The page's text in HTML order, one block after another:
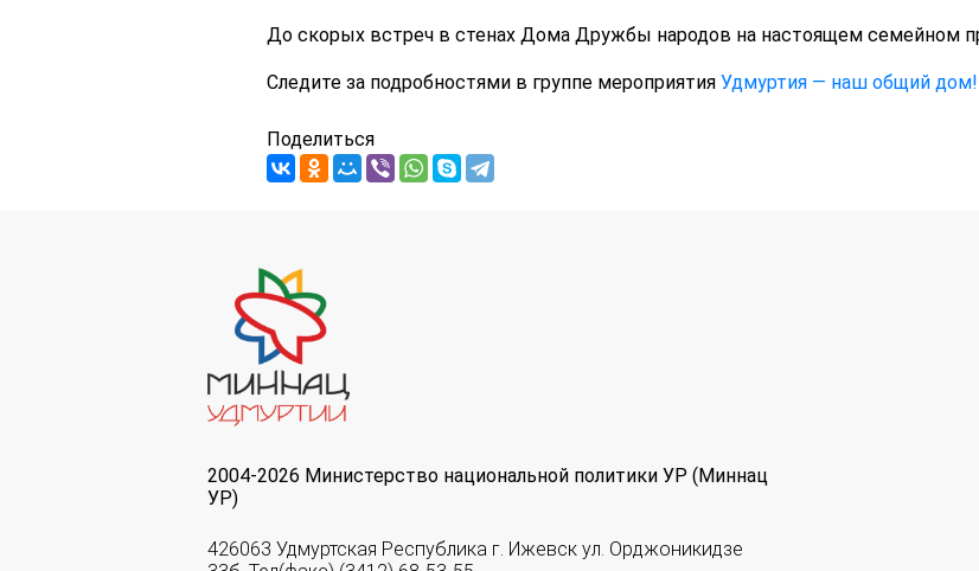
До скорых встреч в стенах Дома Дружбы народов на настоящем семейном
Следите за подробностями в группе мероприятия Удмуртия — наш общий
Поделиться
2004-2026 Министерство национальной политики УР (Миннац
УР)
426063 Удмуртская Республика г. Ижевск ул. Орджоникидзе